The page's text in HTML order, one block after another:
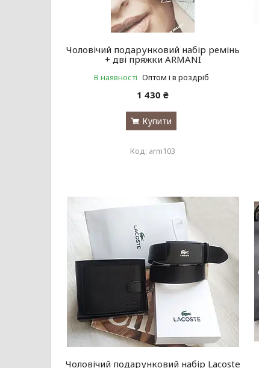
Чоловічий подарунковий набір ремінь
+ дві пряжки ARMANI
В наявності Оптом і в роздріб
1 430 ₴
Купити
arm103
Чоловічий подарунковий набір Lacoste